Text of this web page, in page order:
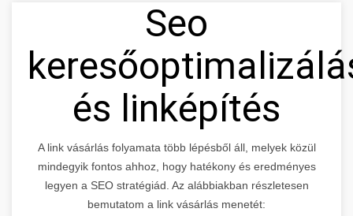
Seo
és linképítés
A link vásárlás folyamata több lépésből áll, melyek közül
mindegyik fontos ahhoz, hogy hatékony és eredményes
legyen a SEO stratégiád. Az alábbiakban részletesen
bemutatom a link vásárlás menetét: